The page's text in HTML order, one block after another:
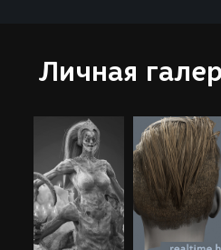
Личная